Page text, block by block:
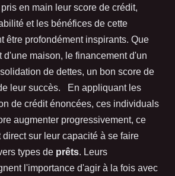
en main leur score de crédit,
et les bénéfices de cette
être profondément inspirants. Que
d'une maison, le financement d'un
de dettes, un bon score de
leur succès. En appliquant les
de crédit énoncées, ces individuals
augmenter progressivement, ce
sur leur capacité à se faire
types de prêts. Leurs
l'importance d'agir à la fois avec